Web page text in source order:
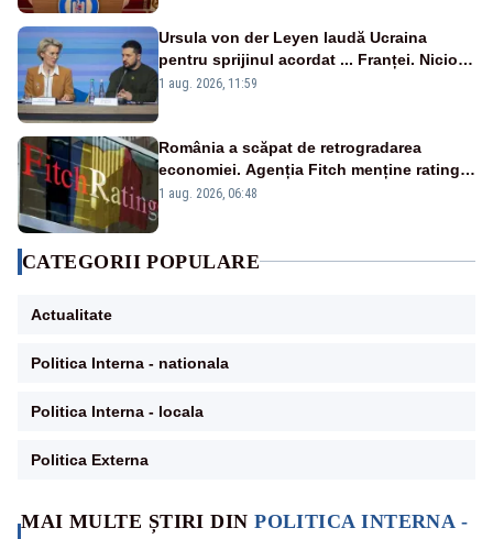
MAI MULTE ȘTIRI DINPOLITICA INTERNA -
Ursula von der Leyen laudă Ucraina
pentru sprijinul acordat ... Franței. Nicio
reacție privind ajutorul energetic promis
1 aug. 2026, 11:59
România a scăpat de retrogradarea
economiei. Agenția Fitch menține ratingul
„BBB-” cu perspectivă negativă
1 aug. 2026, 06:48
CATEGORII POPULARE
Actualitate
Politica Interna - nationala
Politica Interna - locala
Politica Externa